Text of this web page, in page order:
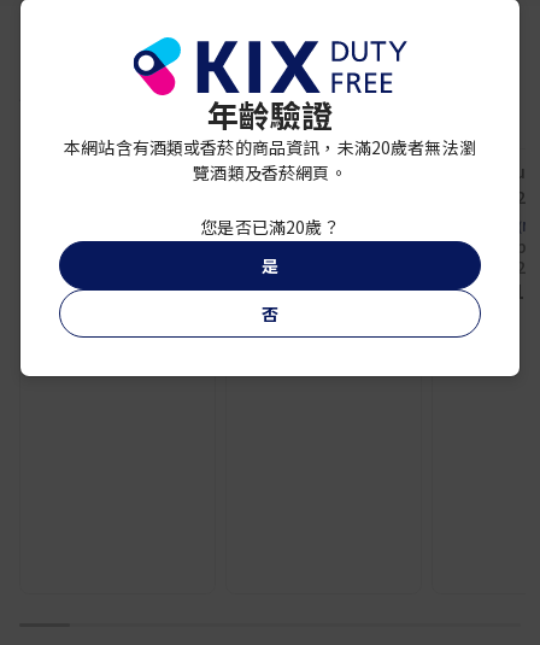
你可能還喜歡
黑霧島 750ML Alc.25%
UNKAI Barley Shochu
AYA SELECTION
720ml 38%
Hitotsubu
¥
年齡驗證
本網站含有酒類或香菸的商品資訊，未滿20歲者無法瀏
覽酒類及香菸網頁。
您是否已滿20歲？
是
否